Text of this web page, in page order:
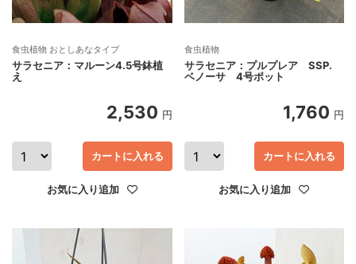
食虫植物 おとしあなタイプ
サラセニア：マルーン4.5号鉢植
え
2,530 円
カートに入れる
お気に入り追加
食虫植物
サラセニア：プルプレア SSP.
ベノーサ 4号ポット
1,760 円
カートに入れる
お気に入り追加